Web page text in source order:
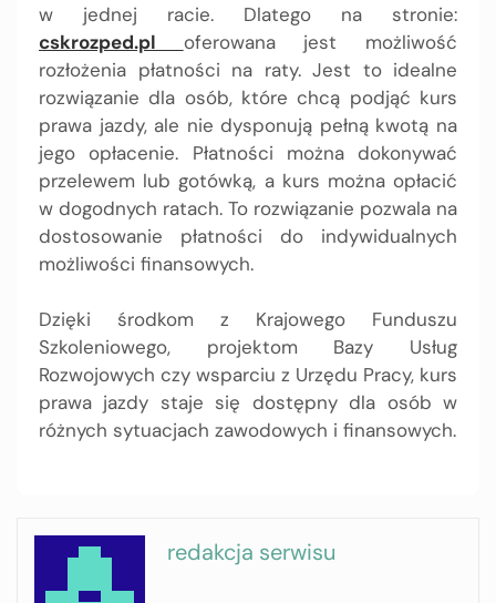
w jednej racie. Dlatego na stronie:
cskrozped.pl oferowana jest możliwość
rozłożenia płatności na raty. Jest to idealne
rozwiązanie dla osób, które chcą podjąć kurs
prawa jazdy, ale nie dysponują pełną kwotą na
jego opłacenie. Płatności można dokonywać
przelewem lub gotówką, a kurs można opłacić
w dogodnych ratach. To rozwiązanie pozwala na
dostosowanie płatności do indywidualnych
możliwości finansowych.
Dzięki środkom z Krajowego Funduszu
Szkoleniowego, projektom Bazy Usług
Rozwojowych czy wsparciu z Urzędu Pracy, kurs
prawa jazdy staje się dostępny dla osób w
różnych sytuacjach zawodowych i finansowych.
redakcja serwisu